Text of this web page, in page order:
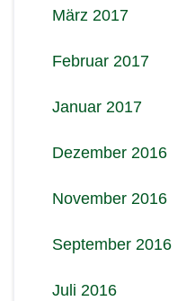
März 2017
Februar 2017
Januar 2017
Dezember 2016
November 2016
September 2016
Juli 2016